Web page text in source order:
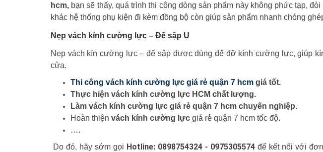
hcm, bạn sẽ thấy, quá trình thi công dòng sản phẩm này không phức tạp,
khác hệ thống phụ kiện đi kèm đồng bộ còn giúp sản phẩm nhanh chóng
Nẹp vách kính cường lực – Đế sập U
Nẹp vách kín cường lực – đế sập được dùng để đỡ kính cường lực, giúp
cửa.
Thi công vách kính cường lực giá rẻ quận 7 hcm giá tốt.
Thực hiện vách kính cường lực HCM chất lượng.
Làm vách kính cường lực giá rẻ quận 7 hcm chuyên nghiệp.
Hoàn thiện vách kính cường lực giá rẻ quận 7 hcm tốc độ.
….
Do đó, hãy sớm gọi Hotline: 0898754324 - 0975305574để kết nối với